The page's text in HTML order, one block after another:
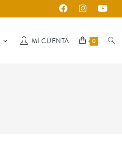
MI CUENTA 0